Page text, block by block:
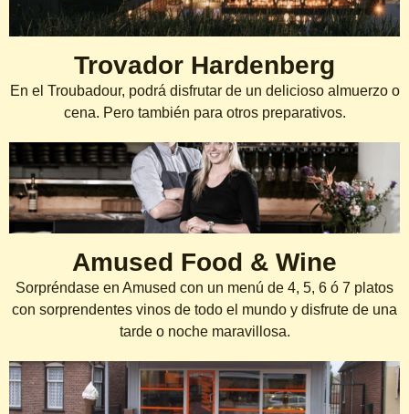
Trovador Hardenberg
En el Troubadour, podrá disfrutar de un delicioso almuerzo o
cena. Pero también para otros preparativos.
Amused Food & Wine
Sorpréndase en Amused con un menú de 4, 5, 6 ó 7 platos
con sorprendentes vinos de todo el mundo y disfrute de una
tarde o noche maravillosa.